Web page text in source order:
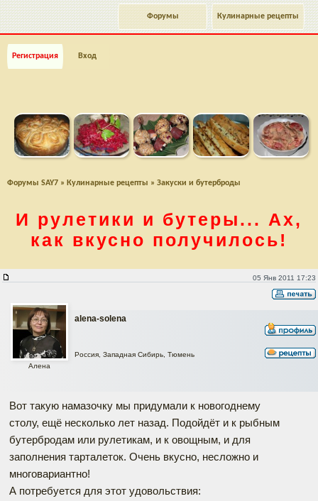
Кулинарные рецепты
Форумы
Регистрация Вход
Форумы SAY7 » Кулинарные рецепты » Закуски и бутерброды
И рулетики и бутеры... Ах,
как вкусно получилось!
05 Янв 2011 17:23
alena-solena
Алена
Россия, Западная Сибирь, Тюмень
Вот такую намазочку мы придумали к новогоднему
столу, ещё несколько лет назад. Подойдёт и к рыбным
бутербродам или рулетикам, и к овощным, и для
заполнения тарталеток. Очень вкусно, несложно и
многовариантно!
А потребуется для этот удовольствия: